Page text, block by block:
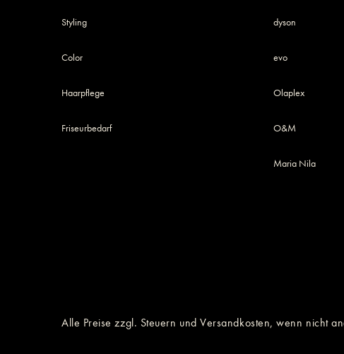
Styling
Color
Haarpflege
Friseurbedarf
dyson
evo
Olaplex
O&M
Maria Nila
Alle Preise zzgl. Steuern und Versandkosten, wenn nicht